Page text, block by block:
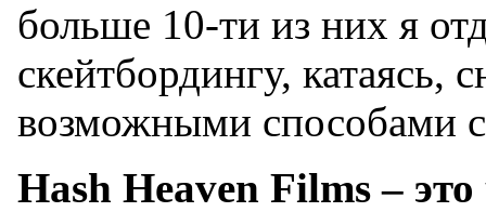
больше 10-ти из них я
скейтбордингу, катаясь,
возможными способами
Hash Heaven Films –